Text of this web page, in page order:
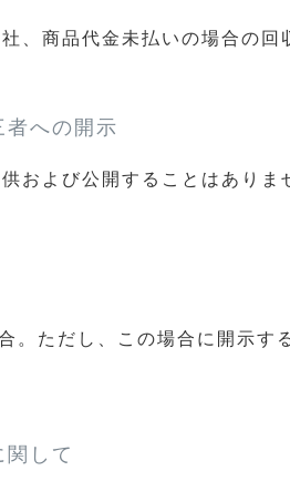
、商品代金未払いの場合の回
者への開示
および公開することはありま
ただし、この場合に開示す
関して